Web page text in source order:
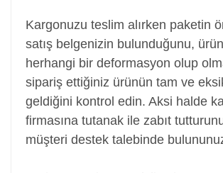
Kargonuzu teslim alırken paketin
satış belgenizin bulunduğunu,
herhangi bir deformasyon olup
sipariş ettiğiniz ürünün tam ve
geldiğini kontrol edin. Aksi halde
firmasına tutanak ile zabıt
müşteri destek talebinde